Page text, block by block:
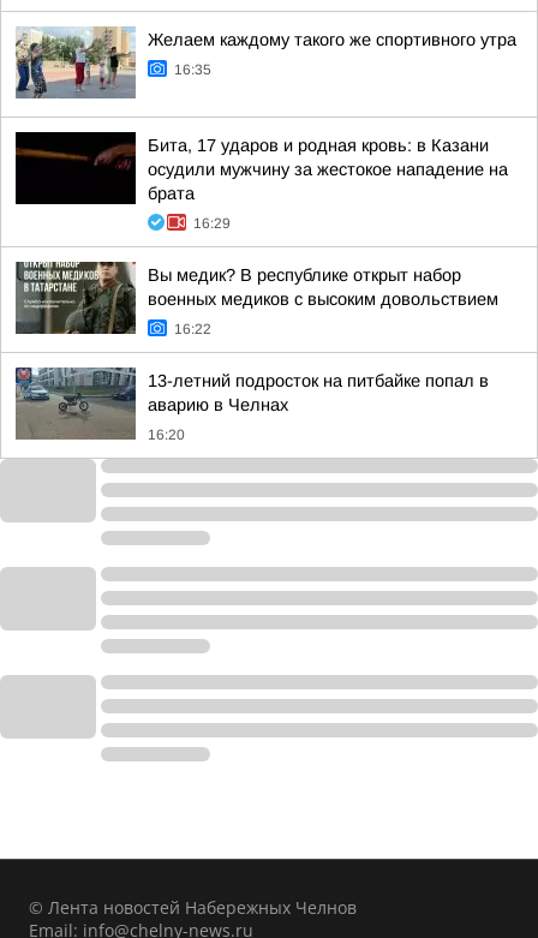
Желаем каждому такого же спортивного утра
16:35
Бита, 17 ударов и родная кровь: в Казани
осудили мужчину за жестокое нападение на
брата
16:29
Вы медик? В республике открыт набор
военных медиков с высоким довольствием
16:22
13-летний подросток на питбайке попал в
аварию в Челнах
16:20
© Лента новостей Набережных Челнов
Email: info@chelny-news.ru